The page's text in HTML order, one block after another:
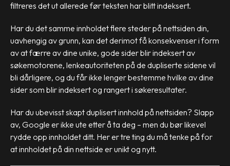
filtreres det ut allerede før teksten har blitt indeksert.
Har du det samme innholdet flere steder på nettsiden din,
uavhengig av grunn, kan det derimot få konsekvenser i form
av at færre av dine unike, gode sider blir indeksert av
søkemotorene, lenkeautoriteten på de dupliserte sidene vil
bli dårligere, og du får ikke lenger bestemme hvilke av dine
sider som blir indeksert og rangert i søkeresultater.
Har du ubevisst skapt duplisert innhold på nettsiden? Slapp
av, Google er ikke ute etter å ta deg – men du bør likevel
rydde opp innholdet ditt. Her er tre ting du må tenke på for
at innholdet på din nettside er unikt og nytt.